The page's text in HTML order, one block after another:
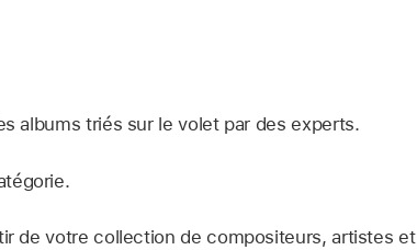
albums triés sur le volet par des experts.
de votre collection de compositeurs, artistes et